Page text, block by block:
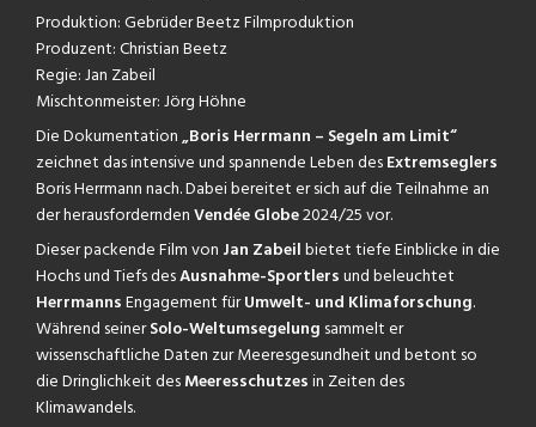
Produktion: Gebrüder Beetz Filmproduktion
Produzent: Christian Beetz
Regie: Jan Zabeil
Mischtonmeister: Jörg Höhne
Die Dokumentation„Boris Herrmann – Segeln am Limit“
zeichnet das intensive und spannende Leben desExtremseglers
Boris Herrmann nach. Dabei bereitet er sich auf die Teilnahme an
der herausforderndenVendée Globe2024/25 vor.
Dieser packende Film von Jan Zabeilbietet tiefe Einblicke in die
Hochs und Tiefs desAusnahme-Sportlersund beleuchtet
HerrmannsEngagement fürUmwelt- und Klimaforschung.
Während seinerSolo-Weltumsegelung sammelt er
wissenschaftliche Daten zur Meeresgesundheit und betont so
die Dringlichkeit desMeeresschutzesin Zeiten des
Klimawandels​.